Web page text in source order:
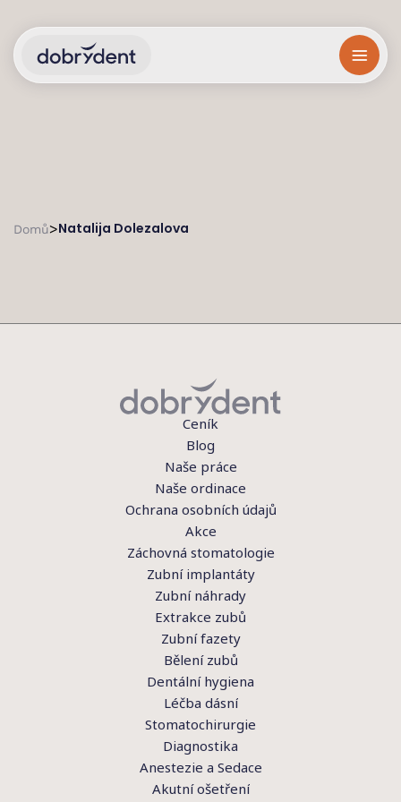
Domů>Natalija Dolezalova
Ceník
Blog
Naše práce
Naše ordinace
Ochrana osobních údajů
Akce
Záchovná stomatologie
Zubní implantáty
Zubní náhrady
Extrakce zubů
Zubní fazety
Bělení zubů
Dentální hygiena
Léčba dásní
Stomatochirurgie
Diagnostika
Anestezie a Sedace
Akutní ošetření